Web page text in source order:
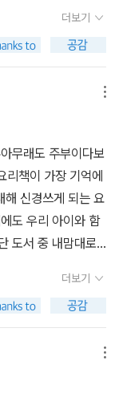
는다.이렇게 해서
오븐에 굽지 않아
양은 안예쁘지만
었으면 성공~~~
구웠기에 책에서
이들과 함께 만들
같으니 다행이지
걱정이 앞설 때가
. 아무래도 다양한
으면서 요리 실력
질 좀 많이 했다고
주부인 것이다.학
Time 오전 10
시간을최대한 놀
었다. 간단한 참기
디 다 먹었으면 좋
필요하다.그리고 요
한혹시나 하는 마
았는데 별로 없다.
해서 빵을 좋아하
터 계란 없이 만든
않지. 그러나 내
을 이룰 수 있단
더보기
무래도 주부이다보
리책이 가장 기억에
해 신경쓰게 되는 요
도 우리 아이와 함
도서 중 내맘대로
, 아이와 함께 읽
이들의 두려움을
쉽고 아이들에게
.카본다이어리 201
으로 잘 드러난 책
더보기